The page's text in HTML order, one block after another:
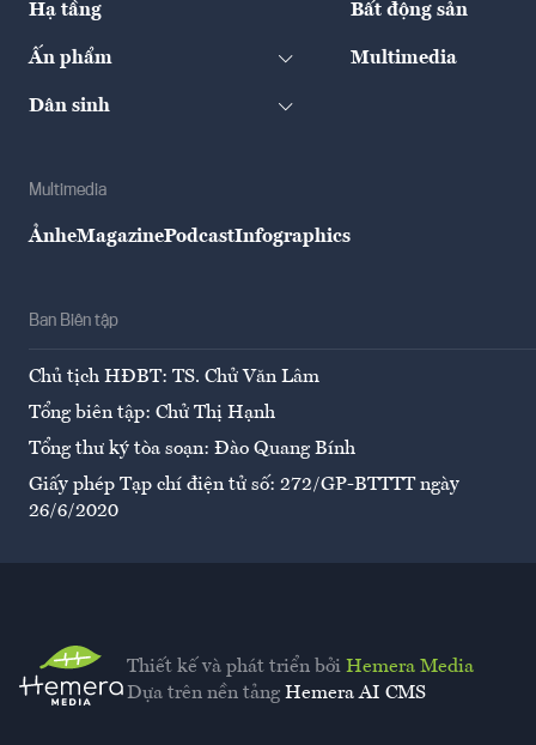
Hạ tầng Bất động sản
Ấn phẩm Multimedia
Dân sinh
Multimedia
ẢnheMagazinePodcastInfographics
Ban Biên tập
Chủ tịch HĐBT: TS. Chử Văn Lâm
Tổng biên tập: Chử Thị Hạnh
Tổng thư ký tòa soạn: Đào Quang Bính
Giấy phép Tạp chí điện tử số: 272/GP-BTTTT ngày
26/6/2020
Thiết kế và phát triển bởi Hemera Media
Dựa trên nền tảng Hemera AI CMS